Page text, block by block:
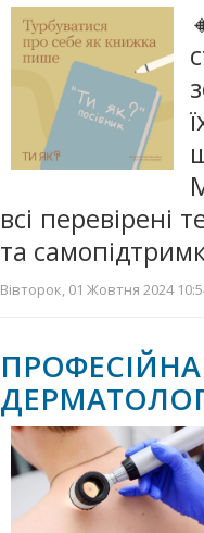
всі перевірені
та
Вівторок, 01 Жовтня 2024